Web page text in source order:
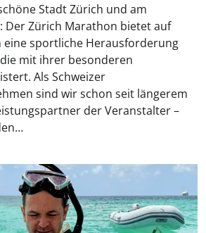
Stadt Zürich und am
Der Zürich Marathon bietet auf
eine sportliche Herausforderung
mit ihrer besonderen
Als Schweizer
sind wir schon seit längerem
der Veranstalter –